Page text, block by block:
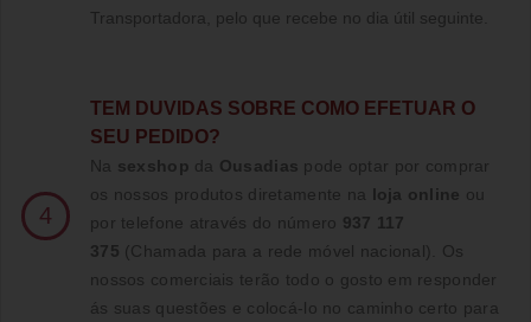
Transportadora, pelo que recebe no dia útil seguinte.
4
TE M DUVIDAS SOBRE COMO EFETUAR O
SEU PEDIDO?
Na sexshop da Ousadias pode optar por comprar
os nossos produtos diretamente na loja online ou
por telefone através do número 937 117
375 (Chamada para a rede móvel nacional)
. Os
nossos comerciais terão todo o gosto em responder
ás suas questões e colocá-lo no caminho certo para